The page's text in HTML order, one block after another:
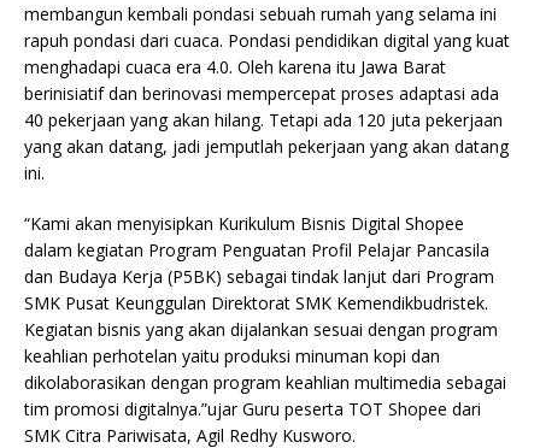
membangun kembali pondasi sebuah rumah yang selama ini
rapuh pondasi dari cuaca. Pondasi pendidikan digital yang kuat
menghadapi cuaca era 4.0. Oleh karena itu Jawa Barat
berinisiatif dan berinovasi mempercepat proses adaptasi ada
40 pekerjaan yang akan hilang. Tetapi ada 120 juta pekerjaan
yang akan datang, jadi jemputlah pekerjaan yang akan datang
ini.
“Kami akan menyisipkan Kurikulum Bisnis Digital Shopee
dalam kegiatan Program Penguatan Profil Pelajar Pancasila
dan Budaya Kerja (P5BK) sebagai tindak lanjut dari Program
SMK Pusat Keunggulan Direktorat SMK Kemendikbudristek.
Kegiatan bisnis yang akan dijalankan sesuai dengan program
keahlian perhotelan yaitu produksi minuman kopi dan
dikolaborasikan dengan program keahlian multimedia sebagai
tim promosi digitalnya.”ujar Guru peserta TOT Shopee dari
SMK Citra Pariwisata, Agil Redhy Kusworo.